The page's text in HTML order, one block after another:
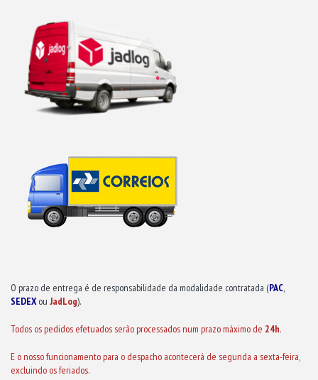
O prazo de entrega é de responsabilidade da modalidade contratada (PAC
SEDEX ou JadLog).
Todos os pedidos efetuados serão processados num prazo máximo de 24h.
E o nosso funcionamento para o despacho acontecerá de segunda a sexta-feira,
excluindo os feriados.